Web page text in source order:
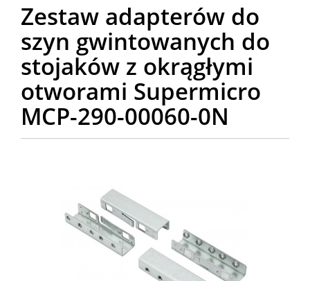
Zestaw adapterów do
szyn gwintowanych do
stojaków z okrągłymi
otworami Supermicro
MCP-290-00060-0N